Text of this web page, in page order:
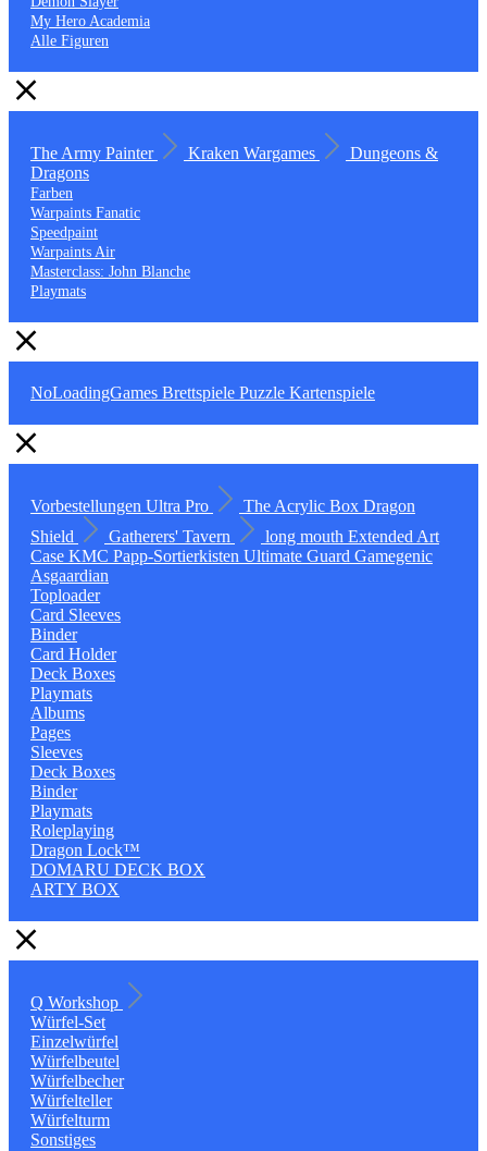
My Hero Academia
Alle Figuren
The Army Painter Kraken Wargames
Dungeons &
Dragons
Farben
Warpaints Fanatic
Speedpaint
Warpaints Air
Masterclass: John Blanche
Playmats
NoLoadingGames Brettspiele Puzzle Kartenspiele
Vorbestellungen Ultra Pro The Acrylic Box Dragon
Shield
Gatherers' Tavern long mouth Extended Art
Case KMC Papp-Sortierkisten Ultimate Guard Gamegenic
Asgaardian
Toploader
Card Sleeves
Binder
Card Holder
Deck Boxes
Playmats
Albums
Pages
Sleeves
Deck Boxes
Binder
Playmats
Roleplaying
Dragon Lock™
DOMARU DECK BOX
ARTY BOX
Q Workshop
Würfel-Set
Einzelwürfel
Würfelbeutel
Würfelbecher
Würfelteller
Würfelturm
Sonstiges